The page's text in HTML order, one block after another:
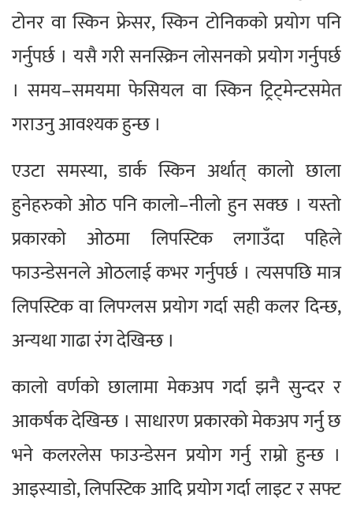
टोनर वा स्किन फ्रेसर, स्किन टोनिकको प्रयोग पनि
गर्नुपर्छ । यसै गरी सनस्क्रिन लोसनको प्रयोग गर्नुपर्छ
। समय–समयमा फेसियल वा स्किन ट्रिट्मेन्टसमेत
गराउनु आवश्यक हुन्छ ।
एउटा समस्या, डार्क स्किन अर्थात् कालो छाला
हुनेहरुको ओठ पनि कालो–नीलो हुन सक्छ । यस्तो
प्रकारको ओठमा लिपस्टिक लगाउँदा पहिले
फाउन्डेसनले ओठलाई कभर गर्नुपर्छ । त्यसपछि मात्र
लिपस्टिक वा लिपग्लस प्रयोग गर्दा सही कलर दिन्छ,
अन्यथा गाढा रंग देखिन्छ ।
कालो वर्णको छालामा मेकअप गर्दा झनै सुन्दर र
आकर्षक देखिन्छ । साधारण प्रकारको मेकअप गर्नु छ
भने कलरलेस फाउन्डेसन प्रयोग गर्नु राम्रो हुन्छ ।
आइस्याडो, लिपस्टिक आदि प्रयोग गर्दा लाइट र सफ्ट